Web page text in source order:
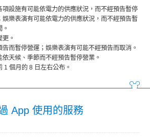
項設施有可能依電力的供應狀況，而不經預告暫停
娛樂表演有可能依電力的供應狀況，而不經預告暫
。
而暫停營運；娛樂表演有可能不經預告而取消。
天候、季節而不經預告暫停營業。
1 個月的 8 日左右公布。
App 使用的服務